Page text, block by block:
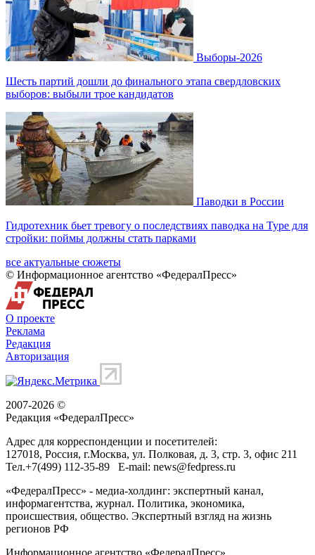
Выборы-2026
Шесть партий дошли до финального этапа свердловских
выборов: выбыли трое кандидатов
Паводки в России
Гидротехник бьет тревогу о последствиях паводка на Туре для
стройки: поймы должны стать парками
все актуальные сюжеты
© Информационное агентство «ФедералПресс»
О проекте
Реклама
Редакция
Авторизация
2007-2026 ©
Редакция «ФедералПресс»
Адрес для корреспонденции и посетителей:
127018, Россия, г.Москва, ул. Полковая, д. 3, стр. 3, офис 211
Тел.+7(499) 112-35-89 E-mail: news@fedpress.ru
«ФедералПресс» - медиа-холдинг: экспертный канал,
информагентства, журнал. Политика, экономика,
происшествия, общество. Экспертный взгляд на жизнь
регионов РФ
Информационное агентство «ФедералПресс»